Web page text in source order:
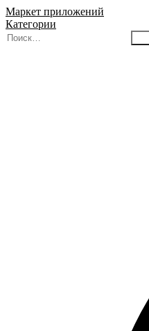
Маркет приложений
Категории